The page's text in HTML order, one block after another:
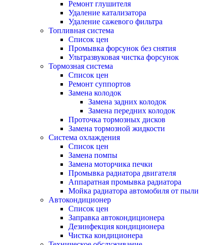
Ремонт глушителя
Удаление катализатора
Удаление сажевого фильтра
Топливная система
Список цен
Промывка форсунок без снятия
Ультразвуковая чистка форсунок
Тормозная система
Список цен
Ремонт суппортов
Замена колодок
Замена задних колодок
Замена передних колодок
Проточка тормозных дисков
Замена тормозной жидкости
Система охлаждения
Список цен
Замена помпы
Замена моторчика печки
Промывка радиатора двигателя
Аппаратная промывка радиатора
Мойка радиатора автомобиля от пыли
Автокондиционер
Список цен
Заправка автокондиционера
Дезинфекция кондиционера
Чистка кондиционера